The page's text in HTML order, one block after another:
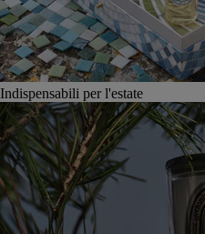
Indispensabili per l'estate